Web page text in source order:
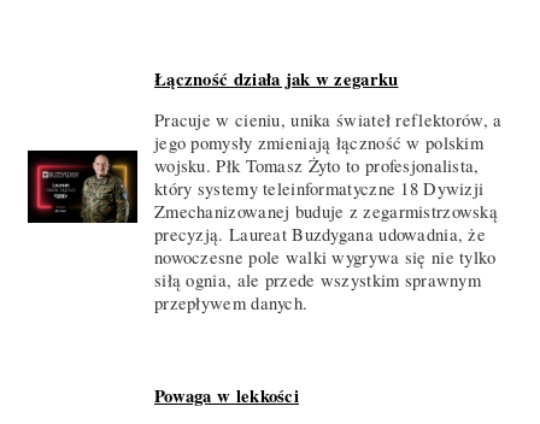
Łączność działa jak w zegarku
Pracuje w cieniu, unika świateł reflektorów, a
jego pomysły zmieniają łączność w polskim
wojsku. Płk Tomasz Żyto to profesjonalista,
który systemy teleinformatyczne 18 Dywizji
Zmechanizowanej buduje z zegarmistrzowską
precyzją. Laureat Buzdygana udowadnia, że
nowoczesne pole walki wygrywa się nie tylko
siłą ognia, ale przede wszystkim sprawnym
przepływem danych.
Powaga w lekkości